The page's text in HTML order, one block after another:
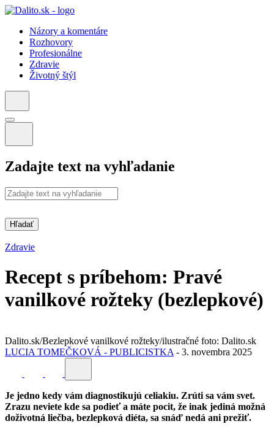
Názory a komentáre
Rozhovory
Profesionálne
Zdravie
Životný štýl
Zadajte text na vyhľadanie
Hľadať
Zdravie
Recept s príbehom: Pravé
vanilkové rožteky (bezlepkové)
Dalito.sk/Bezlepkové vanilkové rožteky/ilustračné foto: Dalito.sk
LUCIA TOMEČKOVÁ - PUBLICISTKA - 3. novembra 2025
Je jedno kedy vám diagnostikujú celiakiu. Zrúti sa vám svet.
Zrazu neviete kde sa podieť a máte pocit, že inak jediná možná
doživotná liečba, bezlepková diéta, sa snáď nedá ani prežiť.